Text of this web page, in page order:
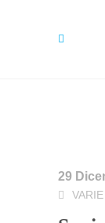
29
VARIE